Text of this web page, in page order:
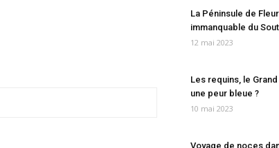
La Péninsule de
immanquable du
12 mai 2023
Les requins, le
une peur bleue ?
10 mai 2023
Voyage de noces